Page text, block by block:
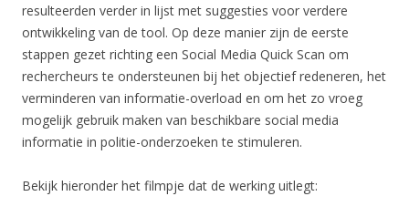
resulteerden verder in lijst met suggesties voor verdere
ontwikkeling van de tool. Op deze manier zijn de eerste
stappen gezet richting een Social Media Quick Scan om
rechercheurs te ondersteunen bij het objectief redeneren, het
verminderen van informatie-overload en om het zo vroeg
mogelijk gebruik maken van beschikbare social media
informatie in politie-onderzoeken te stimuleren.
Bekijk hieronder het filmpje dat de werking uitlegt: